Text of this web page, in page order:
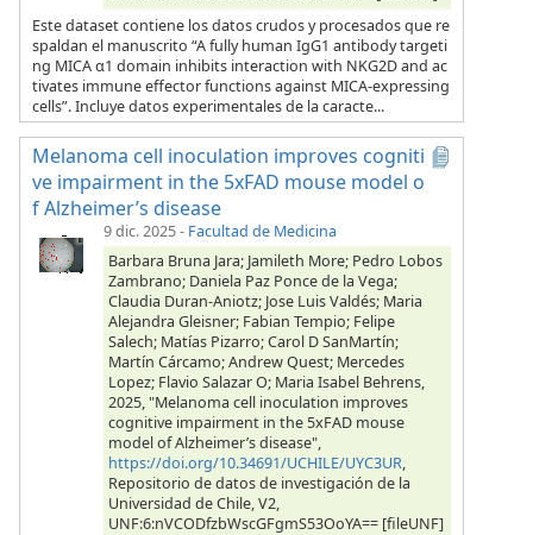
Este dataset contiene los datos crudos y procesados que re
spaldan el manuscrito “A fully human IgG1 antibody targeti
ng MICA α1 domain inhibits interaction with NKG2D and ac
tivates immune effector functions against MICA-expressing
cells”. Incluye datos experimentales de la caracte...
Melanoma cell inoculation improves cogniti
ve impairment in the 5xFAD mouse model o
f Alzheimer’s disease
9 dic. 2025- Facultad de Medicina
Barbara Bruna Jara; Jamileth More; Pedro Lobos
Zambrano; Daniela Paz Ponce de la Vega;
Claudia Duran-Aniotz; Jose Luis Valdés; Maria
Alejandra Gleisner; Fabian Tempio; Felipe
Salech; Matías Pizarro; Carol D SanMartín;
Martín Cárcamo; Andrew Quest; Mercedes
Lopez; Flavio Salazar O; Maria Isabel Behrens,
2025, "Melanoma cell inoculation improves
cognitive impairment in the 5xFAD mouse
model of Alzheimer’s disease",
https://doi.org/10.34691/UCHILE/UYC3UR,
Repositorio de datos de investigación de la
Universidad de Chile, V2,
UNF:6:nVCODfzbWscGFgmS53OoYA== [fileUNF]